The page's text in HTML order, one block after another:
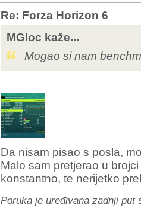
Re: Forza Horizon 6
MGloc kaže...
Mogao si nam
Da nisam pisao s posla,
Malo sam pretjerao u
konstantno, te nerijetko
Poruka je uređivana zadnji put